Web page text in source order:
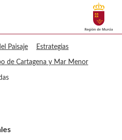
Buscar
Paisaje Estrategias
de Cartagena y Mar Menor